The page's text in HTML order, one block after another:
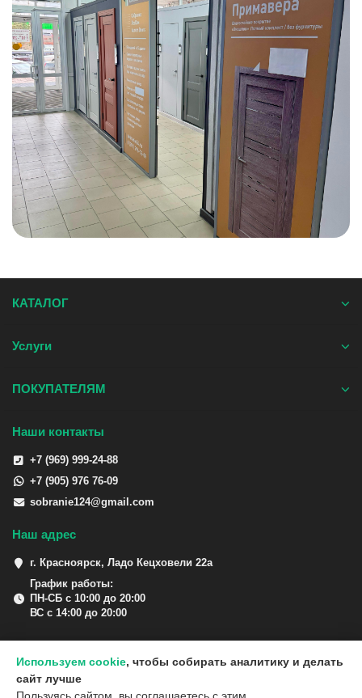
КАТАЛОГ
Услуги
ПОКУПАТЕЛЯМ
Наши контакты
+7 (969) 999-24-88
+7 (905) 976 76-09
sobranie124@gmail.com
Наш адрес
г. Красноярск, Ладо Кецховели 22а
График работы:
ПН-СБ с 10:00 до 20:00
ВС с 14:00 до 20:00
Используем cookie, чтобы собирать аналитику и делать
сайт лучше